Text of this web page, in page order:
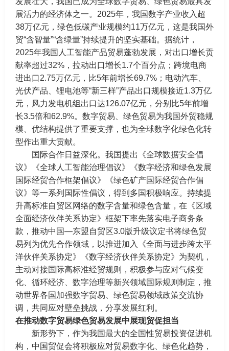
展活力的经济体之一。2025年，我国数字产业收入超
38万亿元，绿色低碳产业规模约11万亿元，这是我国外
贸“含智量”“含绿量”持续提升的坚实基础。据统计，
2025年我国人工智能产品贸易蓬勃发展，对出口增长贡
献率超过32%，拉动出口增长1.7个百分点；跨境电商
进出口2.75万亿元，比5年前增长69.7%；电动汽车、
光伏产品、锂电池等“新三样”产品出口规模接近1.3万亿
元，风力发电机组出口达126.07亿元，分别比5年前增
长3.5倍和62.9%。数字贸易、绿色贸易为我国外贸稳规
模、优结构提供了重要支撑，也为全球数字化绿色化转
型作出重大贡献。
国际合作日益深化。我国提出《全球数据安全倡
议》《全球人工智能治理倡议》《数字经济和绿色发展
国际经贸合作框架倡议》《绿色矿产国际经贸合作倡
议》等一系列国际性倡议，得到多国积极响应。持续提
升高标准自贸区网络的数字含量和绿色含量，在《区域
全面经济伙伴关系协定》框架下率先落实电子商务条
款，推动中国—东盟自贸区3.0版升级议定书将绿色贸
易列为优先合作领域，以推进加入《全面与进步跨太平
洋伙伴关系协定》《数字经济伙伴关系协定》为契机，
主动对接国际高标准经贸规则，积极参与应对气候变
化、循环经济、数字治理等新兴领域国际规则制定，推
动世界各国加强数字贸易、绿色贸易领域政策交流协
调，共同应对壁垒挑战，分享发展红利。
在推动数字贸易绿色贸易发展中展现贸促担当
新形势下，作为我国最大的全国性贸易投资促进机
构，中国贸促会将积极应对贸易数字化、绿色化趋势，